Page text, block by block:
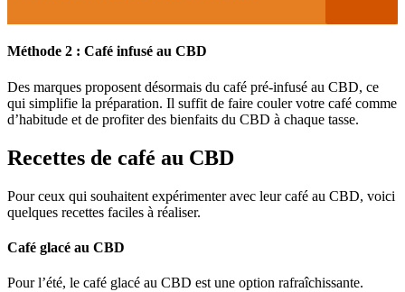
Méthode 2 : Café infusé au CBD
Des marques proposent désormais du café pré-infusé au CBD, ce
qui simplifie la préparation. Il suffit de faire couler votre café comme
d’habitude et de profiter des bienfaits du CBD à chaque tasse.
Recettes de café au CBD
Pour ceux qui souhaitent expérimenter avec leur café au CBD, voici
quelques recettes faciles à réaliser.
Café glacé au CBD
Pour l’été, le café glacé au CBD est une option rafraîchissante.